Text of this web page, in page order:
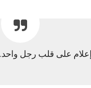
إعلام على قلب رجل